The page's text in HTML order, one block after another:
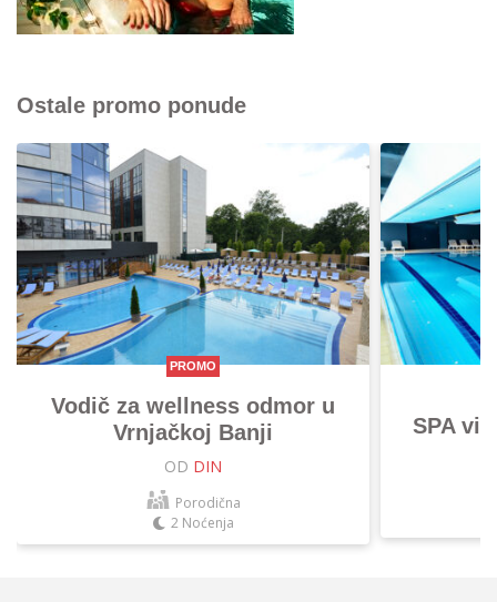
Ostale promo ponude
PROMO
Vodič za wellness odmor u
Vrnjačkoj Banji
OD DIN
Porodična
2 Noćenja
SPA